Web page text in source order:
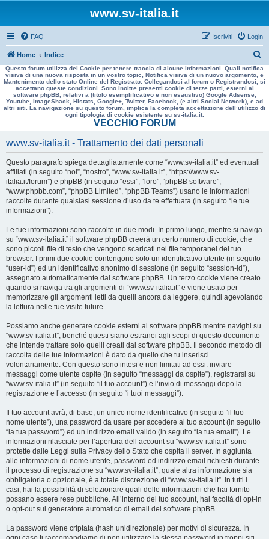
www.sv-italia.it
FAQ Login
Iscriviti
Home Indice
e
r
a
Questo forum utilizza dei Cookie per tenere traccia di alcune informazioni. Quali notifica
visiva di una nuova risposta in un vostro topic, Notifica visiva di un nuovo argomento, e
Mantenimento dello stato Online del Registrato. Collegandosi al forum o Registrandosi, si
accettano queste condizioni. Sono inoltre presenti cookie di terze parti, esterni al
software phpBB, relativi a (titolo esemplificativo e non esaustivo) Google Adsense,
Youtube, ImageShack, Histats, Google+, Twitter, Facebook, (e altri Social Network), e ad
altri siti. La navigazione su questo forum, implica la completa accettazione dell’utilizzo di
ogni tipologia di cookie esistente su sv-italia.it.
VECCHIO FORUM
www.sv-italia.it - Trattamento dei dati personali
Questo paragrafo spiega dettagliatamente come “www.sv-italia.it” ed eventuali
affiliati (in seguito “noi”, “nostro”, “www.sv-italia.it”, “https://www.sv-
italia.it/forum”) e phpBB (in seguito “essi”, “loro”, “phpBB software”,
“www.phpbb.com”, “phpBB Limited”, “phpBB Teams”) usano le informazioni
raccolte durante qualsiasi sessione d’uso da te effettuata (in seguito “le tue
informazioni”).
Le tue informazioni sono raccolte in due modi. In primo luogo, mentre si naviga
su “www.sv-italia.it” il software phpBB creerà un certo numero di cookie, che
sono piccoli file di testo che vengono scaricati nei file temporanei del tuo
browser. I primi due cookie contengono solo un identificativo utente (in seguito
“user-id”) ed un identificativo anonimo di sessione (in seguito “session-id”),
assegnato automaticamente dal software phpBB. Un terzo cookie viene creato
quando si naviga tra gli argomenti di “www.sv-italia.it” e viene usato per
memorizzare gli argomenti letti da quelli ancora da leggere, quindi agevolando
la lettura nelle tue visite future.
Possiamo anche generare cookie esterni al software phpBB mentre navighi su
“www.sv-italia.it”, benché questi siano estranei agli scopi di questo documento
che intende trattare solo quelli creati dal software phpBB. Il secondo metodo di
raccolta delle tue informazioni è dato da quello che tu inserisci
volontariamente. Con questo sono intesi e non limitati ad essi: inviare
messaggi come utente ospite (in seguito “messaggi da ospite”), registrarsi su
“www.sv-italia.it” (in seguito “il tuo account”) e l’invio di messaggi dopo la
registrazione e l’accesso (in seguito “i tuoi messaggi”).
Il tuo account avrà, di base, un unico nome identificativo (in seguito “il tuo
nome utente”), una password da usare per accedere al tuo account (in seguito
“la tua password”) ed un indirizzo email valido (in seguito “la tua email”). Le
informazioni rilasciate per l’apertura dell’account su “www.sv-italia.it” sono
protette dalle Leggi sulla Privacy dello Stato che ospita il server. In aggiunta
alle informazioni di nome utente, password ed indirizzo email richiesti durante
il processo di registrazione su “www.sv-italia.it”, quale altra informazione sia
obbligatoria o opzionale, è a totale discrezione di “www.sv-italia.it”. In tutti i
casi, hai la possibilità di selezionare quali delle informazioni che hai fornito
possano essere rese pubbliche. All’interno del tuo account, hai facoltà di opt-in
o opt-out sul generatore automatico di email del software phpBB.
La password viene criptata (hash unidirezionale) per motivi di sicurezza. In